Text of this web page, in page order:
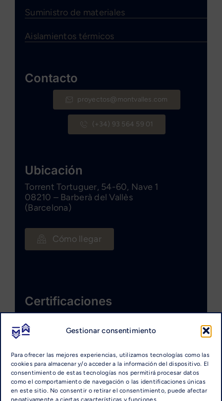
Gestionar consentimiento
Para ofrecer las mejores experiencias, utilizamos tecnologías como las
cookies para almacenar y/o acceder a la información del dispositivo. El
consentimiento de estas tecnologías nos permitirá procesar datos
como el comportamiento de navegación o las identificaciones únicas
en este sitio. No consentir o retirar el consentimiento, puede afectar
negativamente a ciertas características y funciones.
Suministro de materiales
Aislamientos térmicos
Contacto
proyectos@montvalles.com
(+34) 93 564 59 01
Ubicación
Torrent Tortuguer, 54-60, Nave 1
08210 – Barberà del Vallès
(Barcelona)
Cómo llegar
Certificaciones